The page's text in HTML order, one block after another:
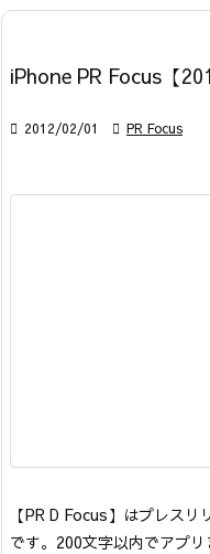
iPhone PR Focus【
 2012/02/01  PR Focus
【PR D Focus】はプレス
です。200文字以内でアプ